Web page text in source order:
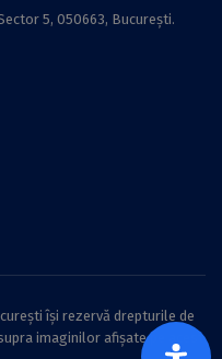
5, 050663, Bucureşti.
își rezervă drepturile de
imaginilor afișate pe acest